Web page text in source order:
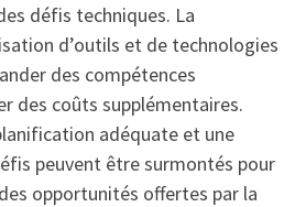
défis techniques. La
d’outils et de technologies
des compétences
des coûts supplémentaires.
adéquate et une
peuvent être surmontés pour
opportunités offertes par la